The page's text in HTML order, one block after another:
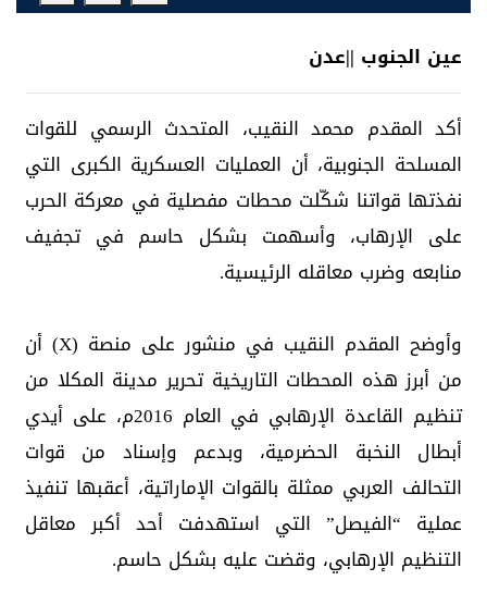
عين الجنوب ||عدن
أكد المقدم محمد النقيب، المتحدث الرسمي للقوات
المسلحة الجنوبية، أن العمليات العسكرية الكبرى التي
نفذتها قواتنا شكّلت محطات مفصلية في معركة الحرب
على الإرهاب، وأسهمت بشكل حاسم في تجفيف
منابعه وضرب معاقله الرئيسية.
وأوضح المقدم النقيب في منشور على منصة (X) أن
من أبرز هذه المحطات التاريخية تحرير مدينة المكلا من
تنظيم القاعدة الإرهابي في العام 2016م، على أيدي
أبطال النخبة الحضرمية، وبدعم وإسناد من قوات
التحالف العربي ممثلة بالقوات الإماراتية، أعقبها تنفيذ
عملية “الفيصل” التي استهدفت أحد أكبر معاقل
التنظيم الإرهابي، وقضت عليه بشكل حاسم.